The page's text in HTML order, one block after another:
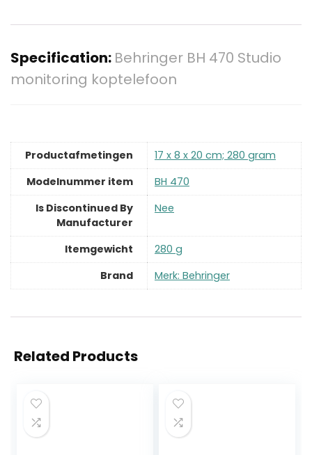
Specification: Behringer BH 470 Studio
monitoring koptelefoon
Productafmetingen
‎17 x 8 x 20 cm; 280 gram
Modelnummer item
‎BH 470
Is Discontinued By
Manufacturer
‎Nee
Itemgewicht
‎280 g
Brand
Merk: Behringer
Related Products